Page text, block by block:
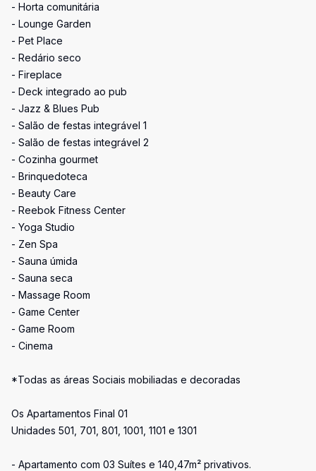
- Horta comunitária
- Lounge Garden
- Pet Place
- Redário seco
- Fireplace
- Deck integrado ao pub
- Jazz & Blues Pub
- Salão de festas integrável 1
- Salão de festas integrável 2
- Cozinha gourmet
- Brinquedoteca
- Beauty Care
- Reebok Fitness Center
- Yoga Studio
- Zen Spa
- Sauna úmida
- Sauna seca
- Massage Room
- Game Center
- Game Room
- Cinema
*Todas as áreas Sociais mobiliadas e decoradas
Os Apartamentos Final 01
Unidades 501, 701, 801, 1001, 1101 e 1301
- Apartamento com 03 Suítes e 140,47m² privativos.